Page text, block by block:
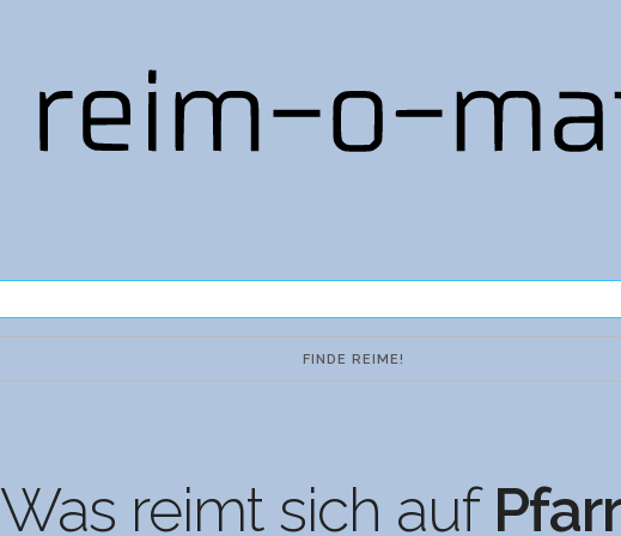
Was reimt sich auf